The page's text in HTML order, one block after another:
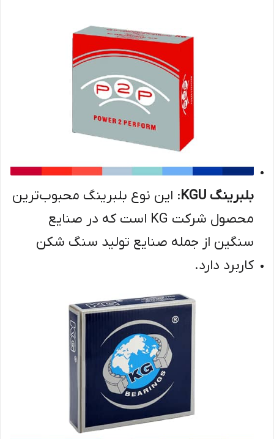
بلبرینگ KGU
: این نوع بلبرینگ محبوب‌ترین
محصول شرکت KG است که در صنایع
سنگین از جمله صنایع تولید سنگ شکن
کاربرد دارد.